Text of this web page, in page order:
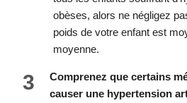
obèses, alors ne négligez
poids de votre enfant est
moyenne.
3
Comprenez que certains
causer une hypertension